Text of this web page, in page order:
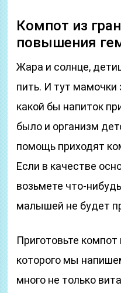
Компот из
повышения
Жара и солнце,
пить. И тут
какой бы напиток
было и организм
помощь приходят
Если в качестве
возьмете что-
малышей не будет
Приготовьте компот
которого мы
много не только